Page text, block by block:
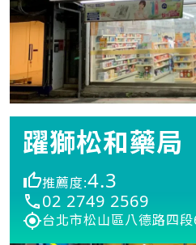
躍獅松和藥局
推薦度:4.3
02 2749 2569
台北市松山區八德路四